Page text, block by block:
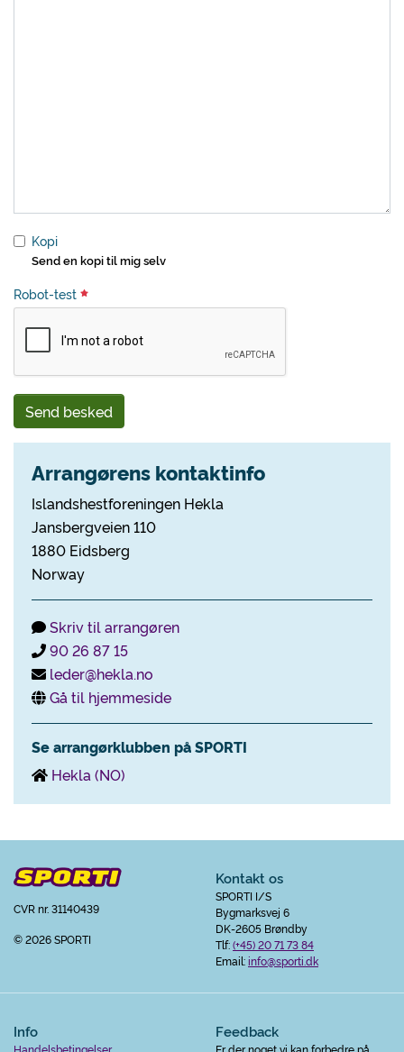
Kopi
Send en kopi til mig selv
Robot-test
Send besked
Arrangørens kontaktinfo
Islandshestforeningen Hekla
Jansbergveien 110
1880 Eidsberg
Norway
Skriv til arrangøren
90 26 87 15
leder@hekla.no
Gå til hjemmeside
Se arrangørklubben på SPORTI
Hekla (NO)
CVR nr. 31140439
© 2026 SPORTI
Kontakt os
SPORTI I/S
Bygmarksvej 6
DK-2605 Brøndby
Tlf:(+45) 20 71 73 84
Email:info@sporti.dk
Info
Handelsbetingelser
Feedback
Er der noget vi kan forbedre på